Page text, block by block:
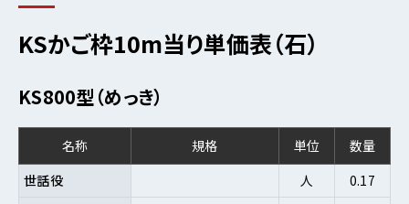
KSかご枠10m当り単価表（石）
KS800型（めっき）
名称 規格 単位
数量
世話役
人 0.17